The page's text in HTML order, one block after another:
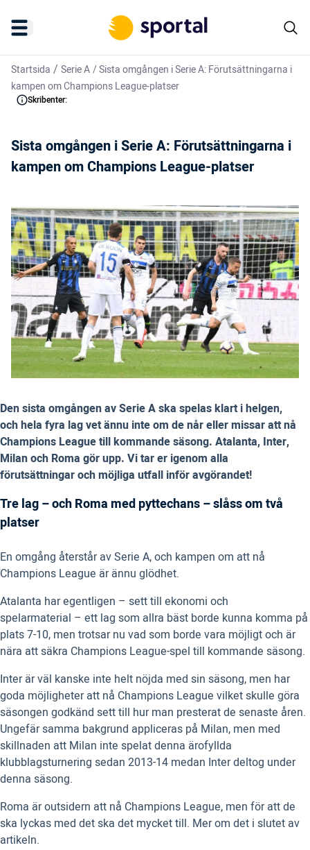
Startsida / Serie A/Sista omgången i Serie A: Förutsättningarna i
kampen om Champions League-platser
Skribenter:
Sista omgången i Serie A: Förutsättningarna i
kampen om Champions League-platser
Den sista omgången av Serie A ska spelas klart i helgen,
och hela fyra lag vet ännu inte om de når eller missar att nå
Champions League till kommande säsong. Atalanta, Inter,
Milan och Roma gör upp. Vi tar er igenom alla
förutsättningar och möjliga utfall inför avgörandet!
Tre lag – och Roma med pyttechans – slåss om två
platser
En omgång återstår av Serie A, och kampen om att nå
Champions League är ännu glödhet.
Atalanta har egentligen – sett till ekonomi och
spelarmaterial – ett lag som allra bäst borde kunna komma på
plats 7-10, men trotsar nu vad som borde vara möjligt och är
nära att säkra Champions League-spel till kommande säsong.
Inter är väl kanske inte helt nöjda med sin säsong, men har
goda möjligheter att nå Champions League vilket skulle göra
säsongen godkänd sett till hur man presterat de senaste åren.
Ungefär samma bakgrund appliceras på Milan, men med
skillnaden att Milan inte spelat denna ärofyllda
klubblagsturnering sedan 2013-14 medan Inter deltog under
denna säsong.
Roma är outsidern att nå Champions League, men för att de
ska lyckas med det ska det mycket till. Mer om det i slutet av
artikeln.